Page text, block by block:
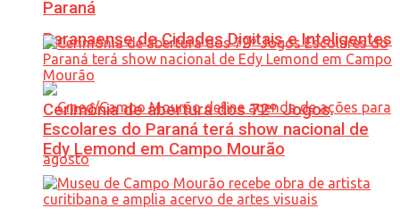
Paranaense de Cidades Digitais e Inteligentes
Paraná
Cerimônia de abertura dos 72º Jogos
Escolares do Paraná terá show nacional de
Edy Lemond em Campo Mourão